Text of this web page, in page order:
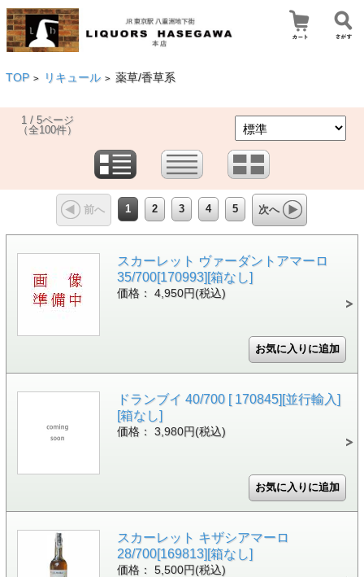
TOP > リキュール > 薬草/香草系
1 / 5ページ
（全100件）
前へ 1 2 3 4 5 次へ
スカーレット ヴァーダントアマーロ
35/700[170993][箱なし]
価格： 4,950円(税込)
ドランブイ 40/700 [ 170845][並行輸入]
[箱なし]
価格： 3,980円(税込)
スカーレット キザシアマーロ
28/700[169813][箱なし]
価格： 5,500円(税込)